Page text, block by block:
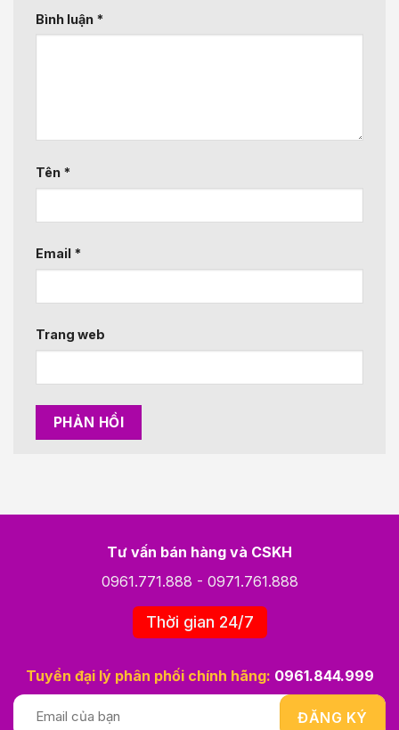
Bình luận *
Tên *
Email *
Trang web
Tư vấn bán hàng và CSKH
0961.771.888 - 0971.761.888
Thời gian 24/7
Tuyển đại lý phân phối chính hãng: 0961.844.999